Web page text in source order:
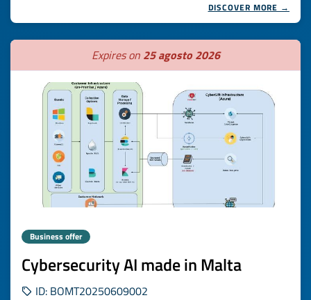
DISCOVER MORE →
Expires on 25 agosto 2026
Business offer
Cybersecurity AI made in Malta
ID: BOMT20250609002